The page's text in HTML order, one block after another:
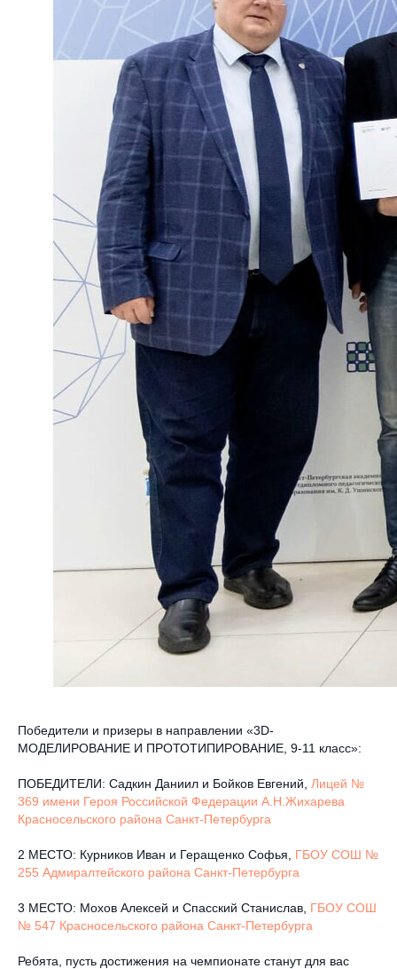
Победители и призеры в направлении «3D-
МОДЕЛИРОВАНИЕ И ПРОТОТИПИРОВАНИЕ, 9-11 класс»:
ПОБЕДИТЕЛИ: Садкин Даниил и Бойков Евгений, Лицей №
369 имени Героя Российской Федерации А.Н.Жихарева
Красносельского района Санкт-Петербурга
2 МЕСТО: Курников Иван и Геращенко Софья, ГБОУ СОШ №
255 Адмиралтейского района Санкт-Петербурга
3 МЕСТО: Мохов Алексей и Спасский Станислав, ГБОУ СОШ
№ 547 Красносельского района Санкт-Петербурга
Ребята, пусть достижения на чемпионате станут для вас